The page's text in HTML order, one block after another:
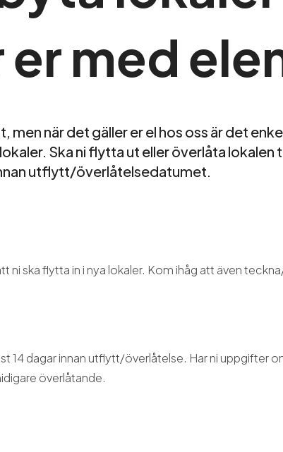
med
när det gäller er el hos oss är det
lokaler. Ska ni flytta ut eller överlåta lokalen
utflytt/överlåtelsedatumet.
ni ska flytta in i nya lokaler. Kom ihåg att även
14 dagar innan utflytt/överlåtelse. Har ni uppgifter
överlåtande.